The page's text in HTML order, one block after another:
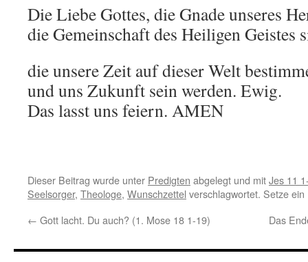
Die Liebe Gottes, die Gnade unseres
die Gemeinschaft des Heiligen Geistes
die unsere Zeit auf dieser Welt
und uns Zukunft sein werden. Ewig.
Das lasst uns feiern. AMEN
Dieser Beitrag wurde unter Predigten abgelegt und mitJes 11
Seelsorger, Theologe, Wunschzettel verschlagwortet. Setze
← Gott lacht. Du auch? (1. Mose 18 1-19) Das